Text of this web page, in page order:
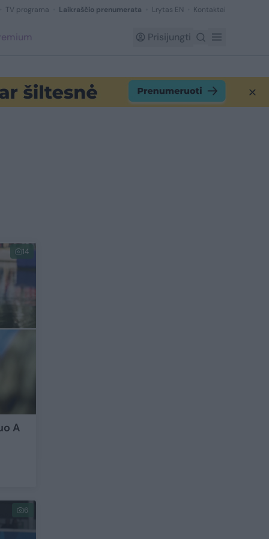
TV programa Laikraščio prenumerata Lrytas EN Kontaktai
Prisijungti
14
A
6